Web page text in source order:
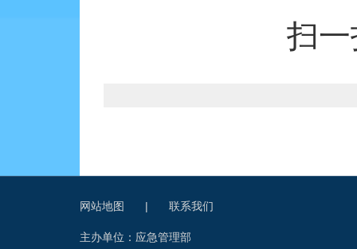
扫
网站地图 | 联系我们
主办单位：应急管理部